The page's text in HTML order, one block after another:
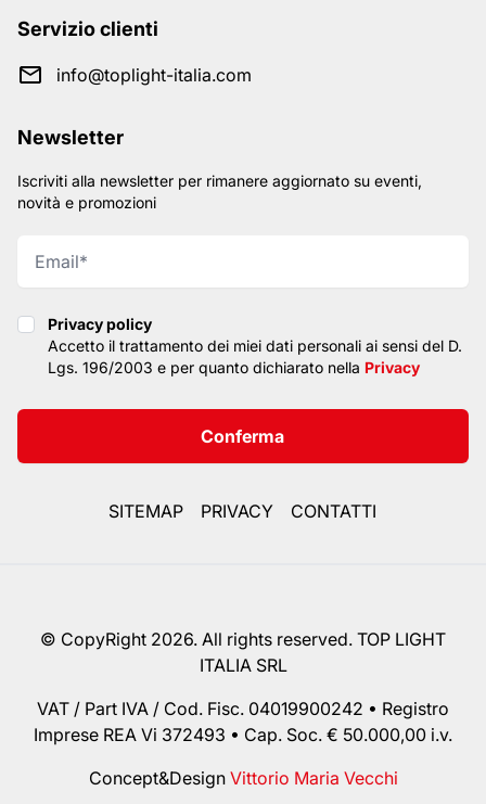
Servizio clienti
info@toplight-italia.com
Newsletter
Iscriviti alla newsletter per rimanere aggiornato su eventi,
novità e promozioni
Privacy policy
Privacy policy
Accetto il trattamento dei miei dati personali ai sensi del D.
Lgs. 196/2003 e per quanto dichiarato nella Privacy
Conferma
SITEMAP PRIVACY CONTATTI
© CopyRight 2026. All rights reserved. TOP LIGHT
ITALIA SRL
VAT / Part IVA / Cod. Fisc. 04019900242 • Registro
Imprese REA Vi 372493 • Cap. Soc. € 50.000,00 i.v.
Concept&Design Vittorio Maria Vecchi